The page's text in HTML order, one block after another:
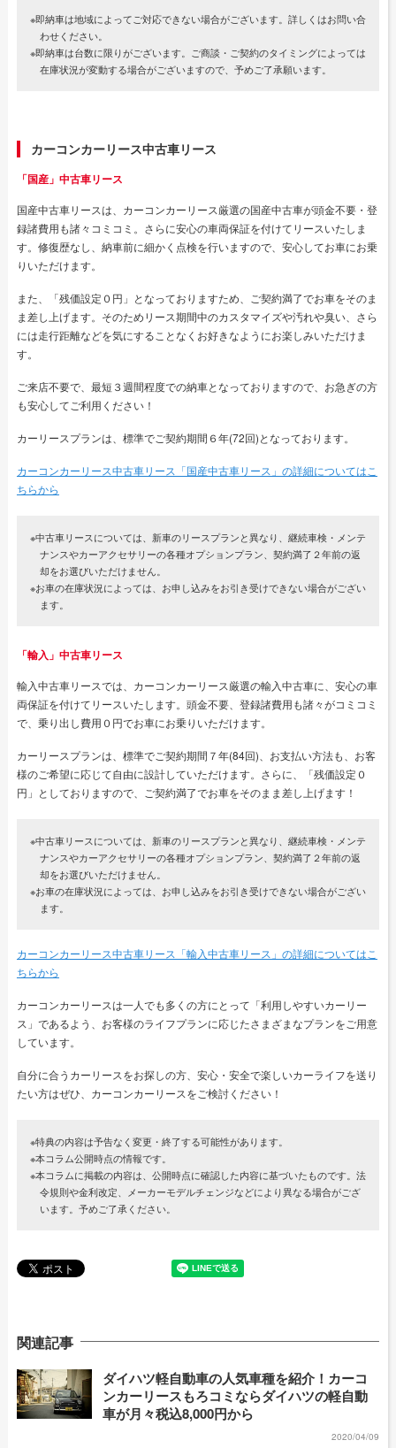
※即納車は地域によってご対応できない場合がございます。詳しくはお問い合
わせください。
※即納車は台数に限りがございます。ご商談・ご契約のタイミングによっては
在庫状況が変動する場合がございますので、予めご了承願います。
カーコンカーリース中古車リース
「国産」中古車リース
国産中古車リースは、カーコンカーリース厳選の国産中古車が頭金不要・登
録諸費用も諸々コミコミ。さらに安心の車両保証を付けてリースいたしま
す。修復歴なし、納車前に細かく点検を行いますので、安心してお車にお乗
りいただけます。
また、「残価設定０円」となっておりますため、ご契約満了でお車をそのま
ま差し上げます。そのためリース期間中のカスタマイズや汚れや臭い、さら
には走行距離などを気にすることなくお好きなようにお楽しみいただけま
す。
ご来店不要で、最短３週間程度での納車となっておりますので、お急ぎの方
も安心してご利用ください！
カーリースプランは、標準でご契約期間６年(72回)となっております。
カーコンカーリース中古車リース「国産中古車リース」の詳細についてはこ
ちらから
※中古車リースについては、新車のリースプランと異なり、継続車検・メンテ
ナンスやカーアクセサリーの各種オプションプラン、契約満了２年前の返
却をお選びいただけません。
※お車の在庫状況によっては、お申し込みをお引き受けできない場合がござい
ます。
「輸入」中古車リース
輸入中古車リースでは、カーコンカーリース厳選の輸入中古車に、安心の車
両保証を付けてリースいたします。頭金不要、登録諸費用も諸々がコミコミ
で、乗り出し費用０円でお車にお乗りいただけます。
カーリースプランは、標準でご契約期間７年(84回)、お支払い方法も、お客
様のご希望に応じて自由に設計していただけます。さらに、「残価設定０
円」としておりますので、ご契約満了でお車をそのまま差し上げます！
※中古車リースについては、新車のリースプランと異なり、継続車検・メンテ
ナンスやカーアクセサリーの各種オプションプラン、契約満了２年前の返
却をお選びいただけません。
※お車の在庫状況によっては、お申し込みをお引き受けできない場合がござい
ます。
カーコンカーリース中古車リース「輸入中古車リース」の詳細についてはこ
ちらから
カーコンカーリースは一人でも多くの方にとって「利用しやすいカーリー
ス」であるよう、お客様のライフプランに応じたさまざまなプランをご用意
しています。
自分に合うカーリースをお探しの方、安心・安全で楽しいカーライフを送り
たい方はぜひ、カーコンカーリースをご検討ください！
※特典の内容は予告なく変更・終了する可能性があります。
※本コラム公開時点の情報です。
※本コラムに掲載の内容は、公開時点に確認した内容に基づいたものです。法
令規則や金利改定、メーカーモデルチェンジなどにより異なる場合がござ
います。予めご了承ください。
関連記事
ダイハツ軽自動車の人気車種を紹介！カーコ
ンカーリースもろコミならダイハツの軽自動
車が月々税込8,000円から
2020/04/09